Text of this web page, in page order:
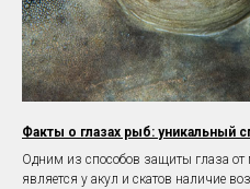
Факты о глазах рыб: уникальный
Одним из способов защиты глаза от
является у акул и скатов наличие